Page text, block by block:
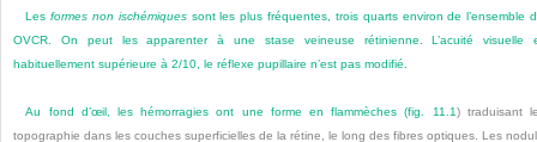
Lesformes non ischémiquessont les plus fréquentes, trois quarts environ de l’ensemble
OVCR. On peut les apparenter à une stase veineuse rétinienne. L’acuité visuelle
habituellement supérieure à 2/10, le réflexe pupillaire n’est pas modifié.
Au fond d’œil, les hémorragies ont une forme en flammèches (fig. 11.1) traduisant
topographie dans les couches superficielles de la rétine, le long des fibres optiques. Les